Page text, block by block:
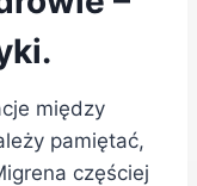
między
pamiętać,
częściej